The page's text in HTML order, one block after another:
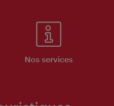
Nos services